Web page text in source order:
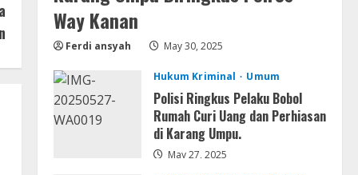
Bhakti; Rumah Ibu Yuli Hangus
Dilalap Api
Serialers
Adobe Acrobat Pro 2021
Portable only [100% Worked]
[Windows] 2025
Way Kanan
Ferdi ansyah May 30, 2025
Hukum Kriminal Umum
Polisi Ringkus Pelaku Bobol
Rumah Curi Uang dan Perhiasan
di Karang Umpu.
May 27, 2025